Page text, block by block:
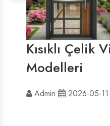
Kısıklı Çelik
Modelleri
Admin 2026-05-